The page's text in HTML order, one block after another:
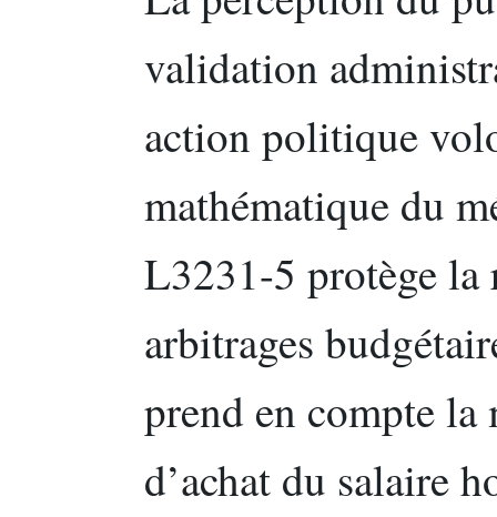
validation
action politique
mathématique du
L3231-5 protège la
arbitrages
prend en compte
d’achat du salaire